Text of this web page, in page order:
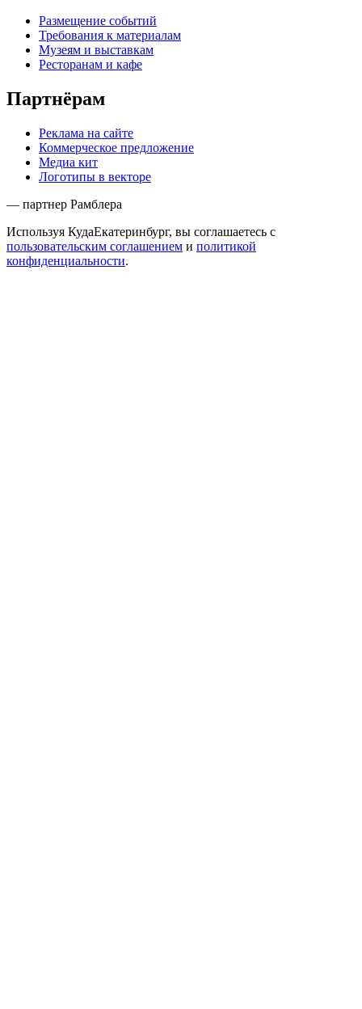
Размещение событий
Требования к материалам
Музеям и выставкам
Ресторанам и кафе
Партнёрам
Реклама на сайте
Коммерческое предложение
Медиа кит
Логотипы в векторе
— партнер Рамблера
Используя КудаЕкатеринбург, вы соглашаетесь с
пользовательским соглашением и политикой
конфиденциальности.